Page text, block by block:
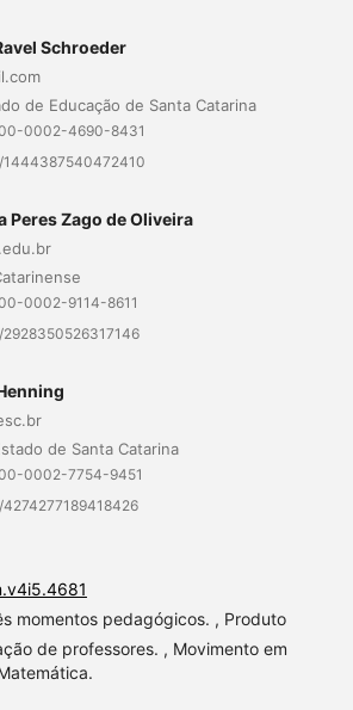
Schroeder
de Educação de Santa Catarina
0002-4690-8431
1444387540472410
Peres Zago de Oliveira
0002-9114-8611
de Santa Catarina
0002-7754-9451
momentos pedagógicos. , Produto
de professores. , Movimento em